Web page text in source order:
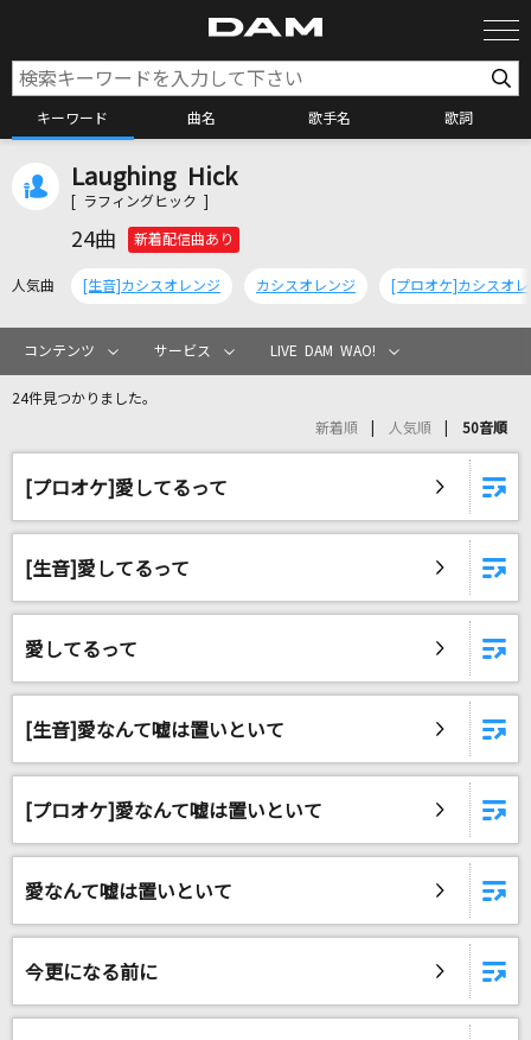
キーワード 曲名 歌手名 歌詞
カラオケ検索
カラオケリクエスト
リアルタイムで歌われている曲の一覧
[生音]世界はあなたの色になる
B'z
Kis-My-Ft2
エデンの部屋
[良音]本能
椎名林檎
当事者
マカロニえんぴつ
Laughing Hick
[ ラフィングヒック ]
24曲 新着配信曲あり
人気曲 [生音]カシスオレンジ カシスオレンジ [プロオケ]カシスオ
コンテンツ サービス LIVE DAM WAO!
24件見つかりました。
新着順 人気順 50音順
[プロオケ]愛してるって
[生音]愛してるって
愛してるって
[生音]愛なんて嘘は置いといて
[プロオケ]愛なんて嘘は置いといて
愛なんて嘘は置いといて
今更になる前に